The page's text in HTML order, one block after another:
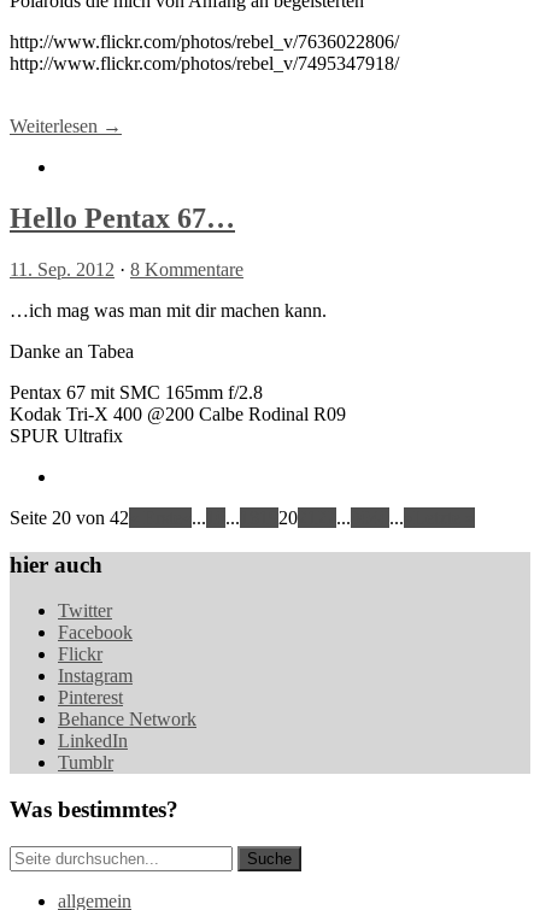
http://www.flickr.com/photos/rebel_v/7636022806/
http://www.flickr.com/photos/rebel_v/7495347918/
Weiterlesen →
Hello Pentax 67…
11. Sep. 2012 · 8 Kommentare
…ich mag was man mit dir machen kann.
Danke an Tabea
Pentax 67 mit SMC 165mm f/2.8
Kodak Tri-X 400 @200 Calbe Rodinal R09
SPUR Ultrafix
Seite 20 von 42 ... ... 20 ... ...
hier auch
Twitter
Facebook
Flickr
Instagram
Pinterest
Behance Network
LinkedIn
Tumblr
Was bestimmtes?
allgemein